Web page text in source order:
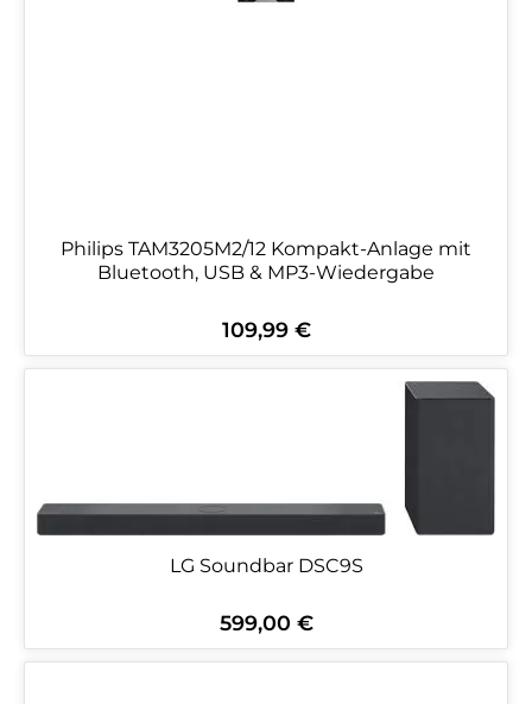
Philips TAM3205M2/12 Kompakt-Anlage mit
Bluetooth, USB & MP3-Wiedergabe
Regulärer Preis:
109,99 €
LG Soundbar DSC9S
Regulärer Preis:
599,00 €